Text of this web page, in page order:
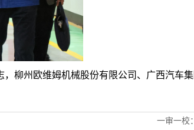
柳州欧维姆机械股份有限公司、广西汽车
一审一校